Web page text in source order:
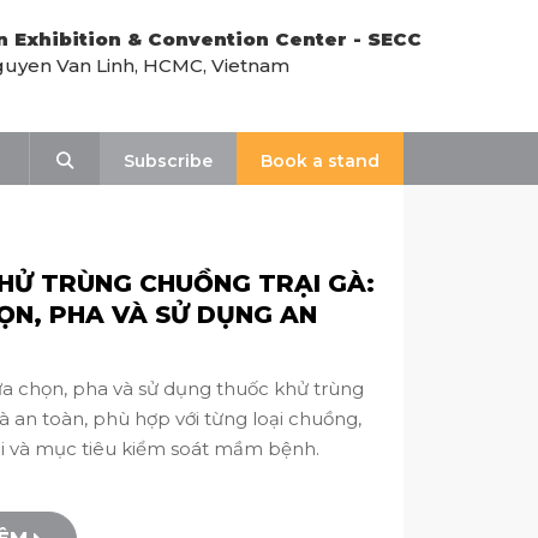
Exhibition & Convention Center - SECC
Van Linh, HCMC, Vietnam
Subscribe
Book a stand
TRÙNG CHUỒNG TRẠI GÀ:
PHA VÀ SỬ DỤNG AN
chọn, pha và sử dụng thuốc khử trùng
an toàn, phù hợp với từng loại chuồng,
và mục tiêu kiểm soát mầm bệnh.